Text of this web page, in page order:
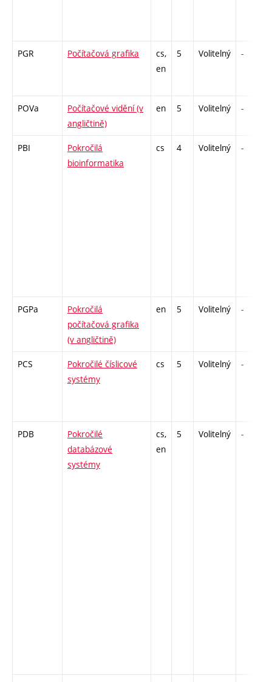
PGR Počítačová grafika
cs,
en
5 Volitelný -
POVa
Počítačové vidění (v
angličtině)
en 5 Volitelný -
PBI
Pokročilá
bioinformatika
cs 4 Volitelný -
PGPa
Pokročilá
počítačová grafika
(v angličtině)
en 5 Volitelný -
PCS
Pokročilé číslicové
systémy
cs 5 Volitelný -
PDB
Pokročilé
databázové
systémy
cs,
en
5 Volitelný -